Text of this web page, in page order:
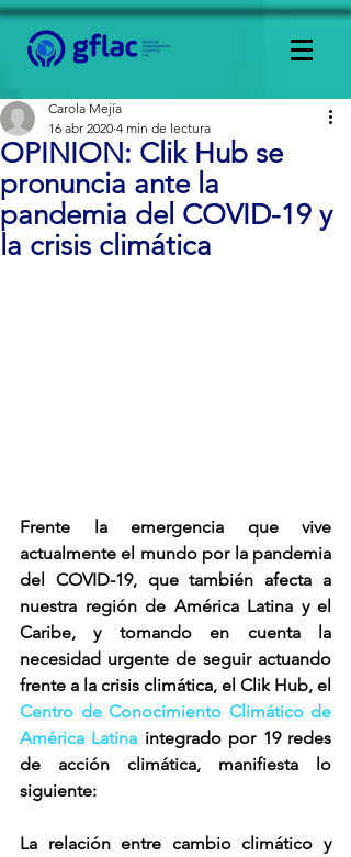
OPINION: Clik Hub se
pronuncia ante la
pandemia del COVID-19 y
la crisis climática
Carola Mejía
16 abr 2020 4 min de lectura
Frente la emergencia que vive
actualmente el mundo por la pandemia
del COVID-19, que también afecta a
nuestra región de América Latina y el
Caribe, y tomando en cuenta la
necesidad urgente de seguir actuando
Centro de Conocimiento Climático de
América Latina integrado por 19 redes
de acción climática, manifiesta lo
siguiente:
La relación entre cambio climático y